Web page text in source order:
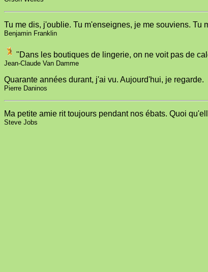
Tu me dis, j'oublie. Tu m'enseignes, je me souviens. Tu
Benjamin Franklin
"Dans les boutiques de lingerie, on ne voit pas de
Jean-Claude Van Damme
Quarante années durant, j'ai vu. Aujourd'hui, je regarde.
Pierre Daninos
Ma petite amie rit toujours pendant nos ébats. Quoi
Steve Jobs